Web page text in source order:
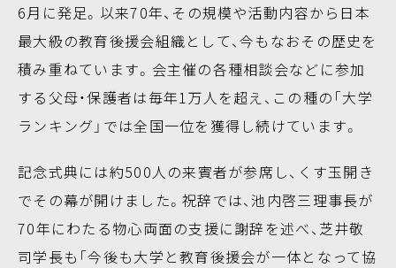
6月に発足。以来70年、その規模や活動内容から日本
最大級の教育後援会組織として、今もなおその歴史を
積み重ねています。会主催の各種相談会などに参加
する父母・保護者は毎年1万人を超え、この種の「大学
ランキング」では全国一位を獲得し続けています。
記念式典には約500人の来賓者が参席し、くす玉開き
でその幕が開けました。祝辞では、池内啓三理事長が
70年にわたる物心両面の支援に謝辞を述べ、芝井敬
司学長も「今後も大学と教育後援会が一体となって協